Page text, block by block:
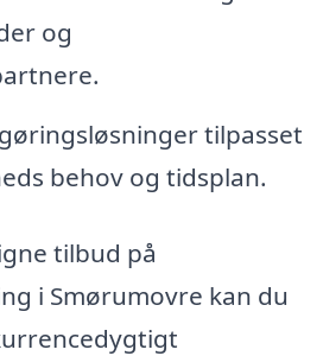
og
tilpasset
behov og tidsplan.
tilbud på
i Smørumovre kan du